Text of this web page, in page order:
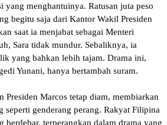
yang menghantuinya. Ratusan juta peso
begitu saja dari Kantor Wakil Presiden
saat ia menjabat sebagai Menteri
Sara tidak mundur. Sebaliknya, ia
yang bahkan lebih tajam. Drama ini,
Yunani, hanya bertambah suram.
Presiden Marcos tetap diam, membiarkan
seperti genderang perang. Rakyat Filipina
berdebar, terperangkap dalam drama yang